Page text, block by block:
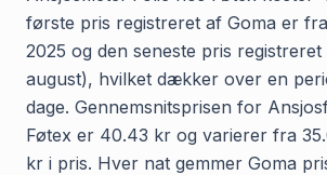
første pris registreret af Goma er
2025 og den seneste pris
august), hvilket dækker over en
dage. Gennemsnitsprisen for
Føtex er 40.43 kr og varierer fra
kr i pris. Hver nat gemmer Goma